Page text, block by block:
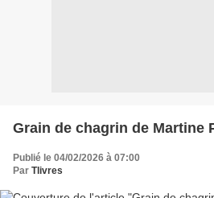
Grain de chagrin de Martine
Publié le 04/02/2026 à 07:00
Par Tlivres